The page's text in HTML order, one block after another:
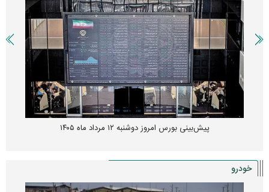
پیش‌بینی بورس امروز دوشنبه ۱۲ مرداد ماه ۱۴۰۵
خودرو